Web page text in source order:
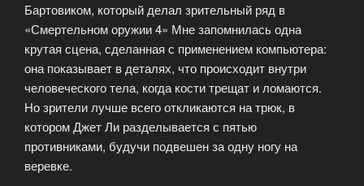
Бартовиком, который делал зрительный ряд в
«Смертельном оружии 4» Мне запомнилась одна
крутая сцена, сделанная с применением компьютера:
она показывает в деталях, что происходит внутри
человеческого тела, когда кости трещат и ломаются.
Но зрители лучше всего откликаются на трюк, в
котором Джет Ли разделывается с пятью
противниками, будучи подвешен за одну ногу на
веревке.